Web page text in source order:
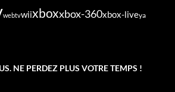
webtvwiixboxxbox-360xbox-liveya
NE PERDEZ PLUS VOTRE TEMPS !